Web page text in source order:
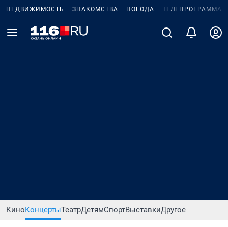
НЕДВИЖИМОСТЬ ЗНАКОМСТВА ПОГОДА ТЕЛЕПРОГРАММА
КиноКонцертыТеатрДетямСпортВыставкиДругое